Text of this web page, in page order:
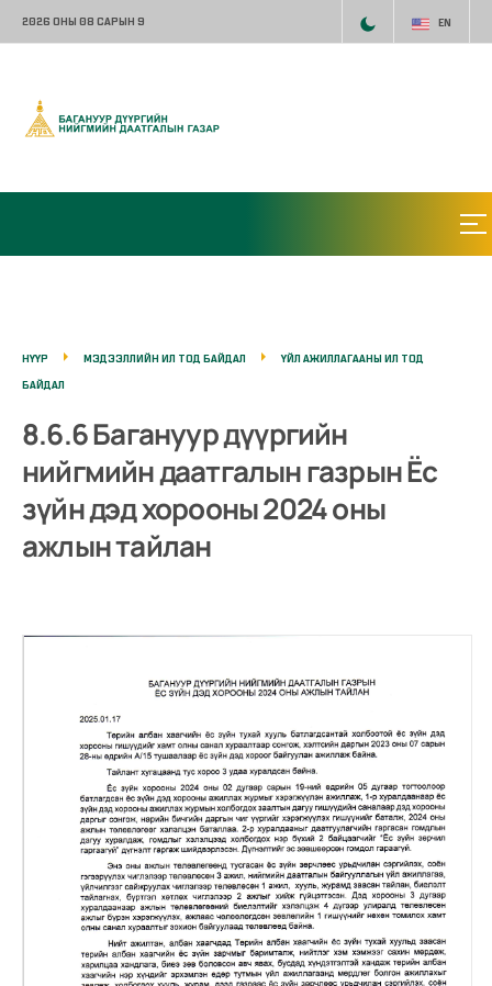
2026 ОНЫ 08 САРЫН 9 EN
НҮҮР МЭДЭЭЛЛИЙН ИЛ ТОД БАЙДАЛ
ҮЙЛ АЖИЛЛАГААНЫ ИЛ ТОД
БАЙДАЛ
8.6.6 Багануур дүүргийн
нийгмийн даатгалын газрын Ёс
зүйн дэд хорооны 2024 оны
ажлын тайлан